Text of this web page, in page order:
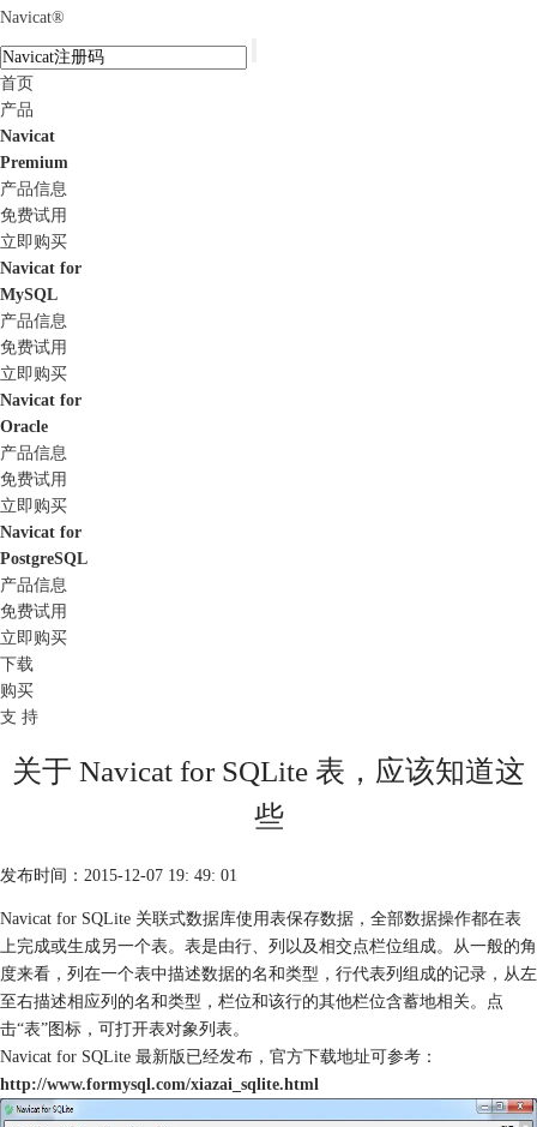
Navicat®
首页
产品
Navicat
Premium
产品信息
免费试用
立即购买
Navicat for
MySQL
产品信息
免费试用
立即购买
Navicat for
Oracle
产品信息
免费试用
立即购买
Navicat for
PostgreSQL
产品信息
免费试用
立即购买
下载
购买
支 持
关于 Navicat for SQLite 表，应该知道这
些
发布时间：2015-12-07 19: 49: 01
Navicat for SQLite 关联式数据库使用表保存数据，全部数据操作都在表
上完成或生成另一个表。表是由行、列以及相交点栏位组成。从一般的角
度来看，列在一个表中描述数据的名和类型，行代表列组成的记录，从左
至右描述相应列的名和类型，栏位和该行的其他栏位含蓄地相关。点
击“表”图标，可打开表对象列表。
Navicat for SQLite 最新版已经发布，官方下载地址可参考：
http://www.formysql.com/xiazai_sqlite.html